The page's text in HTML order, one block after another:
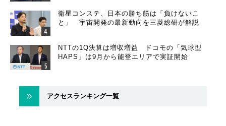
衛星コンステ、日本の勝ち筋は「負けないこ
と」 宇宙開発の最新動向を三菱総研が解説
NTTの1Q決算は増収増益 ドコモの「気球型
HAPS」は9月から能登エリアで実証開始
アクセスランキング一覧